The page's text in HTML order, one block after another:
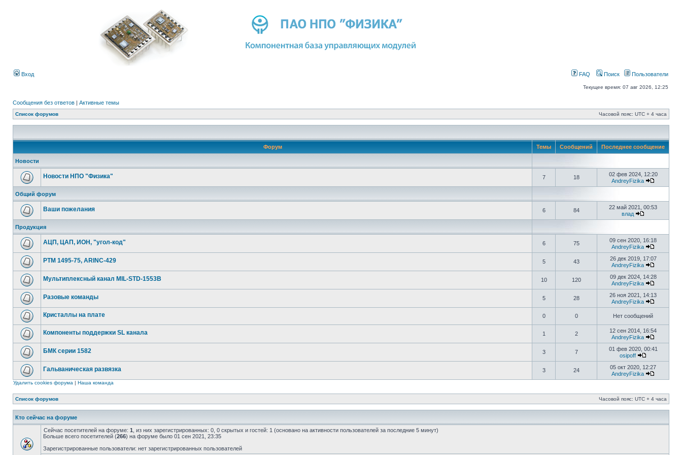
Вход FAQ Поиск Пользователи
Текущее время: 07 авг 2026, 12:25
Сообщения без ответов | Активные темы
Список форумов Часовой пояс: UTC + 4 часа
Форум Темы Сообщений Последнее сообщение
Новости
Новости НПО "Физика" 7 18
02 фев 2024, 12:20
AndreyFizika
Общий форум
Ваши пожелания 6 84
22 май 2021, 00:53
влад
Продукция
АЦП, ЦАП, ИОН, "угол-код" 6 75
09 сен 2020, 16:18
AndreyFizika
РТМ 1495-75, ARINC-429 5 43
26 дек 2019, 17:07
AndreyFizika
Мультиплексный канал MIL-STD-1553B 10 120
09 дек 2024, 14:28
AndreyFizika
Разовые команды 5 28
26 ноя 2021, 14:13
AndreyFizika
Кристаллы на плате 0 0 Нет сообщений
Компоненты поддержки SL канала 1 2
12 сен 2014, 16:54
AndreyFizika
БМК серии 1582 3 7
01 фев 2020, 00:41
osipoff
Гальваническая развязка 3 24
05 окт 2020, 12:27
AndreyFizika
Удалить cookies форума | Наша команда
Список форумов Часовой пояс: UTC + 4 часа
Кто сейчас на форуме
Сейчас посетителей на форуме: 1 , из них зарегистрированных: 0, 0 скрытых и гостей: 1 (основано на активности пользователей за последние 5 минут)
Больше всего посетителей (266) на форуме было 01 сен 2021, 23:35
Зарегистрированные пользователи: нет зарегистрированных пользователей